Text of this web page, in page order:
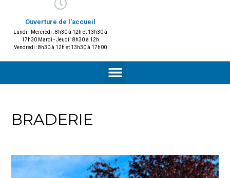
Ouverture de l'accueil
Lundi - Mercredi : 8h30 à 12h et 13h30 à
17h30 Mardi - Jeudi : 8h30 à 12h
Vendredi : 8h30 à 12h et 13h30 à 17h00
BRADERIE